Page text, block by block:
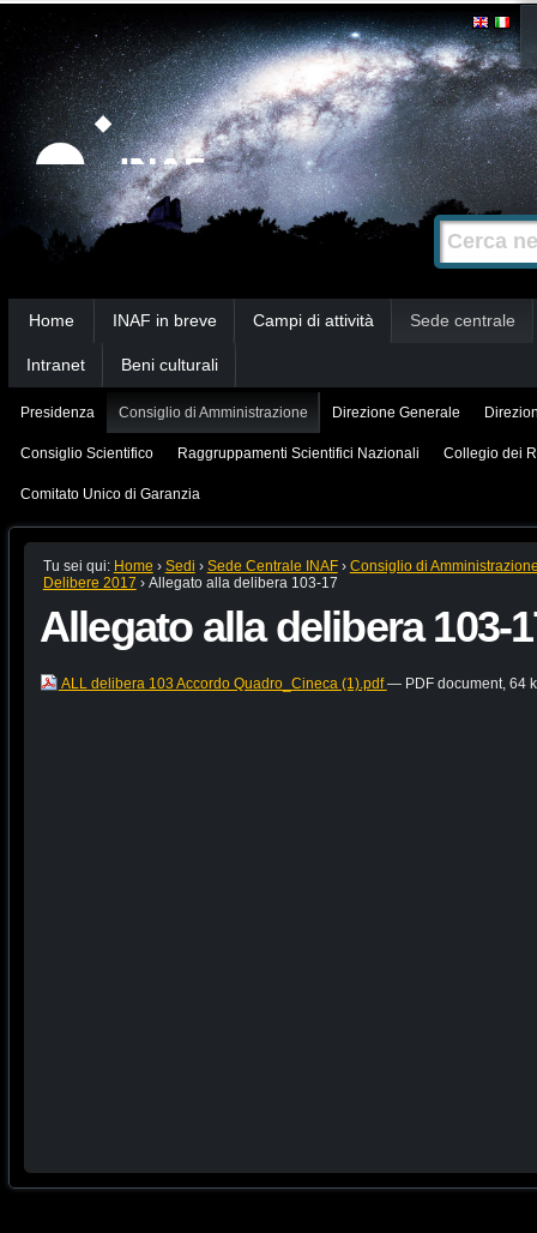
Strumenti
personali
Salta
contenuti.
|
Salta
alla
navigazione
Cerca nel
Ricerca
avanzata…
Home INAF in breve Campi di attività Sede centrale
Intranet Beni culturali
Presidenza Consiglio di Amministrazione Direzione Generale
Consiglio Scientifico Raggruppamenti Scientifici Nazionali Collegio dei
Comitato Unico di Garanzia
Tu sei qui: Home › Sedi › Sede Centrale INAF › Consiglio di
Delibere 2017 › Allegato alla delibera 103-17
Allegato alla delibera 103-
ALL delibera 103 Accordo Quadro_Cineca (1).pdf— PDF document, 64